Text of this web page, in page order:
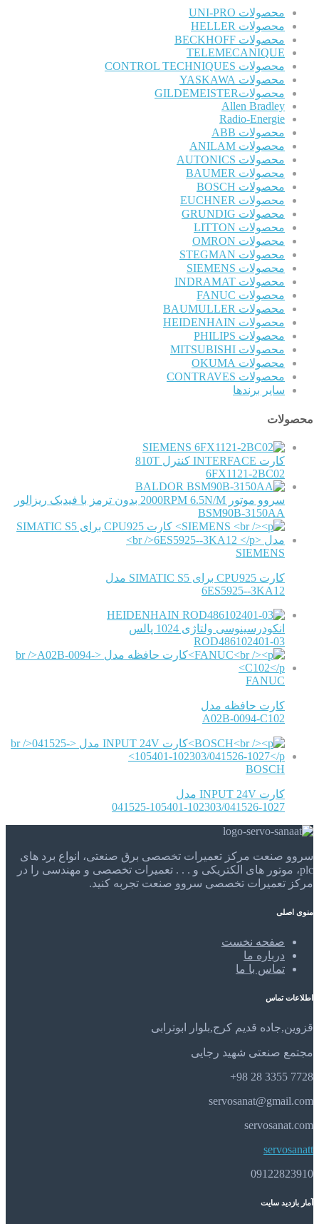
محصولات UNI-PRO
محصولات HELLER
محصولات BECKHOFF
TELEMECANIQUE
محصولات CONTROL TECHNIQUES
محصولات YASKAWA
محصولاتGILDEMEISTER
Allen Bradley
Radio-Energie
محصولات ABB
محصولات ANILAM
محصولات AUTONICS
محصولات BAUMER
محصولات BOSCH
محصولات EUCHNER
محصولات GRUNDIG
محصولات LITTON
محصولات OMRON
محصولات STEGMAN
محصولات SIEMENS
محصولات INDRAMAT
محصولات FANUC
محصولات BAUMULLER
محصولات HEIDENHAIN
محصولات PHILIPS
محصولات MITSUBISHI
محصولات OKUMA
محصولات CONTRAVES
سایر برندها
محصولات
SIEMENS
کارت INTERFACE کنترل 810T
6FX1121-2BC02
BALDOR
سروو موتور 2000RPM 6.5N/M بدون ترمز با فیدبک ریزالور
BSM90B-3150AA
SIEMENS
کارت CPU925 برای SIMATIC S5 مدل
6ES5925--3KA12
HEIDENHAIN
انکودرسینوسی ولتاژی 1024 پالس
ROD486102401-03
FANUC
کارت حافظه مدل
A02B-0094-C102
BOSCH
کارت INPUT 24V مدل
041525-105401-102303/041526-1027
سروو صنعت مرکز تعمیرات تخصصی برق صنعتی، انواع برد های
plc، موتور های الکتریکی و . . . تعمیرات تخصصی و مهندسی را در
مرکز تعمیرات تخصصی سروو صنعت تجربه کنید.
منوی اصلی
صفحه نخست
درباره ما
تماس با ما
اطلاعات تماس
قزوین,جاده قدیم کرج,بلوار ابوترابی
مجتمع صنعتی شهید رجایی
7728 3355 28 98+
servosanat@gmail.com
servosanat.com
servosanatt
09122823910
آمار بازدید سایت